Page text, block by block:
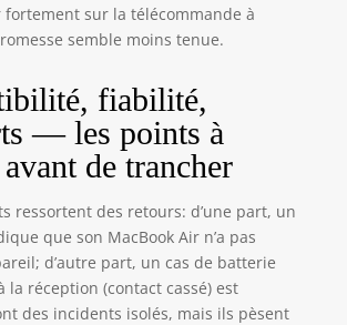
fortement sur la télécommande à
semble moins tenue.
fiabilité,
— les points à
de trancher
ressortent des retours: d’une part, un
que son MacBook Air n’a pas
d’autre part, un cas de batterie
la réception (contact cassé) est
des incidents isolés, mais ils pèsent